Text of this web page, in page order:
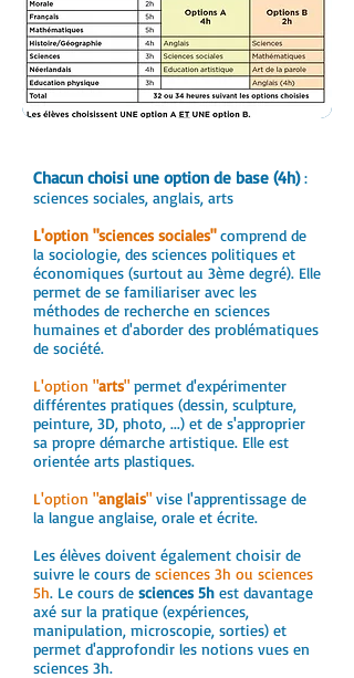
Chacun choisi une option de base (4h):
sciences sociales, anglais, arts
L'option "sciences sociales"comprend de
la sociologie, des sciences politiques et
économiques (surtout au 3ème degré). Elle
permet de se familiariser avec les
méthodes de recherche en sciences
humaines et d'aborder des problématiques
de société.
L'option "arts" permet d'expérimenter
différentes pratiques (dessin, sculpture,
peinture, 3D, photo, ...) et de s'approprier
sa propre démarche artistique. Elle est
orientée arts plastiques.
L'option "anglais" vise l'apprentissage de
la langue anglaise, orale et écrite.
Les élèves doivent également choisir de
suivre le cours de sciences 3h ou sciences
5h. Le cours de sciences 5h est davantage
axé sur la pratique (expériences,
manipulation, microscopie, sorties) et
permet d'approfondir les notions vues en
sciences 3h.